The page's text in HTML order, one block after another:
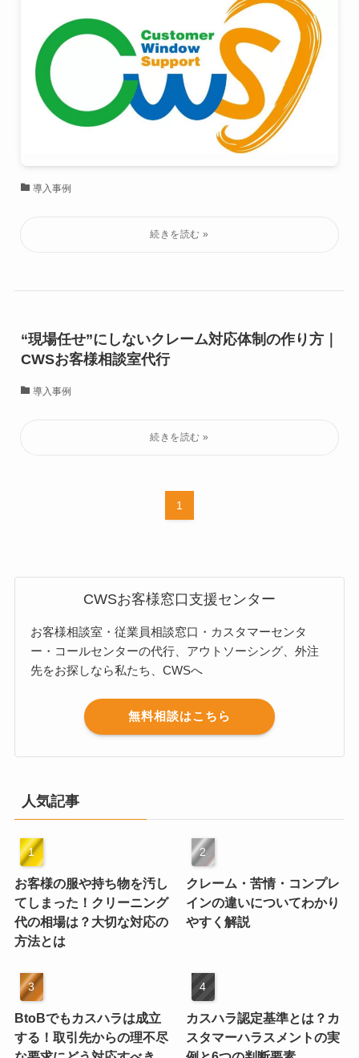
導入事例
“現場任せ”にしないクレーム対応体制の作り方｜
CWSお客様相談室代行
導入事例
1
CWSお客様窓口支援センター
お客様相談室・従業員相談窓口・カスタマーセンタ
ー・コールセンターの代行、アウトソーシング、外注
先をお探しなら私たち、CWSへ
無料相談はこちら
人気記事
お客様の服や持ち物を汚し
てしまった！クリーニング
代の相場は？大切な対応の
方法とは
クレーム・苦情・コンプレ
インの違いについてわかり
やすく解説
BtoBでもカスハラは成立
する！取引先からの理不尽
カスハラ認定基準とは？カ
スタマーハラスメントの実